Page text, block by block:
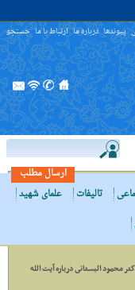
پیوندها درباره ما ارتباط با ما جستجو
ارسال مطلب
تالیفات
علمای شهید
محمود البستانى درباره آیت الله